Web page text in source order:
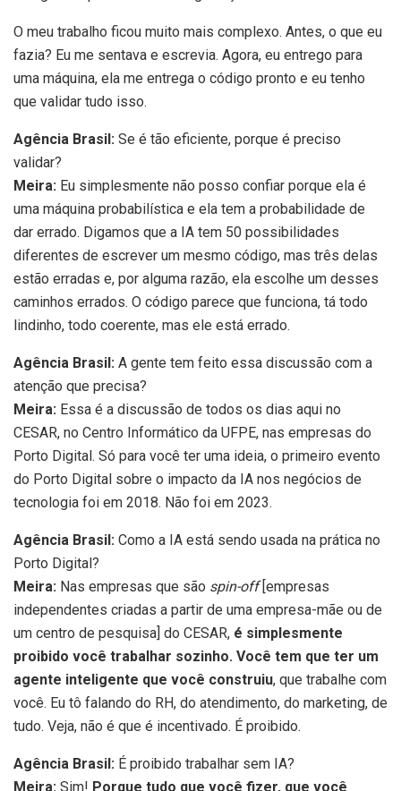
O meu trabalho ficou muito mais complexo. Antes, o que eu
fazia? Eu me sentava e escrevia. Agora, eu entrego para
uma máquina, ela me entrega o código pronto e eu tenho
que validar tudo isso.
Agência Brasil: Se é tão eficiente, porque é preciso
validar?
Meira: Eu simplesmente não posso confiar porque ela é
uma máquina probabilística e ela tem a probabilidade de
dar errado. Digamos que a IA tem 50 possibilidades
diferentes de escrever um mesmo código, mas três delas
estão erradas e, por alguma razão, ela escolhe um desses
caminhos errados. O código parece que funciona, tá todo
lindinho, todo coerente, mas ele está errado.
Agência Brasil: A gente tem feito essa discussão com a
atenção que precisa?
Meira: Essa é a discussão de todos os dias aqui no
CESAR, no Centro Informático da UFPE, nas empresas do
Porto Digital. Só para você ter uma ideia, o primeiro evento
do Porto Digital sobre o impacto da IA nos negócios de
tecnologia foi em 2018. Não foi em 2023.
Agência Brasil: Como a IA está sendo usada na prática no
Porto Digital?
Meira: Nas empresas que são spin-off [empresas
independentes criadas a partir de uma empresa-mãe ou de
um centro de pesquisa] do CESAR, é simplesmente
proibido você trabalhar sozinho. Você tem que ter um
agente inteligente que você construiu, que trabalhe com
você. Eu tô falando do RH, do atendimento, do marketing, de
tudo. Veja, não é que é incentivado. É proibido.
Agência Brasil: É proibido trabalhar sem IA?
Meira: Sim! Porque tudo que você fizer, que você